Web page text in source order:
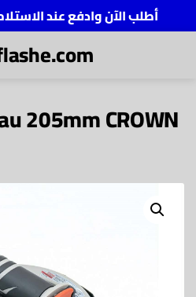
أطلب الآن وادفع عند الاستلام |
205mm CROWN